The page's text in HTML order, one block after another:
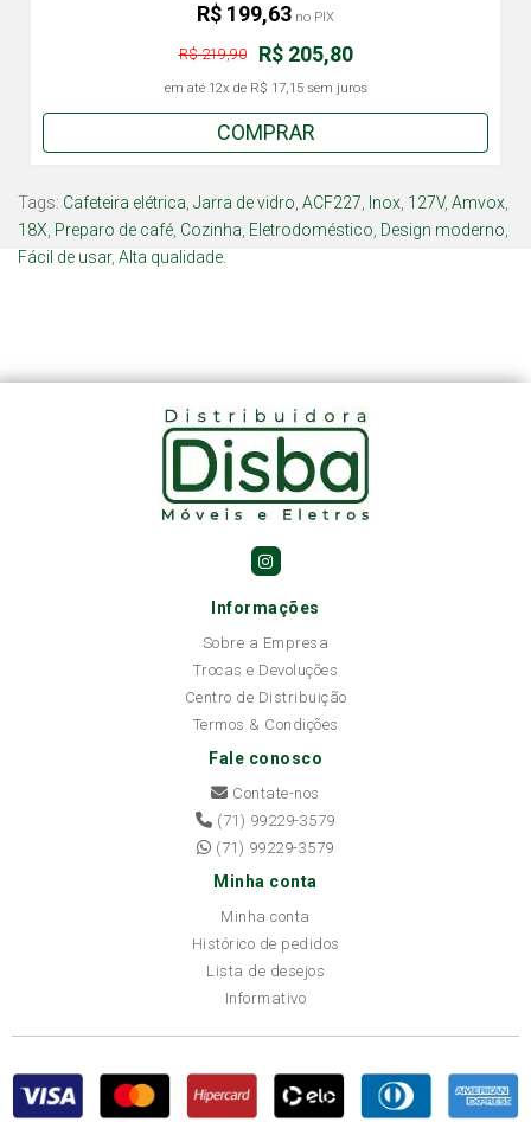
R$ 205,80
R$ 219,90
em até 12x de R$ 17,15sem juros
R$ 199,63 no PIX
COMPRAR
Tags: Cafeteira elétrica Jarra de vidro ACF227 Inox 127V, Amvox
18X Preparo de café Cozinha Eletrodoméstico Design moderno
Fácil de usar, Alta qualidade.
Informações
Sobre a Empresa
Trocas e Devoluções
Centro de Distribuição
Termos & Condições
Fale conosco
Contate-nos
(71) 99229-3579
(71) 99229-3579
Minha conta
Minha conta
Histórico de pedidos
Lista de desejos
Informativo